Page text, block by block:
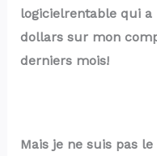
logicielrentablequi a
dollarssur mon
derniers mois!
Mais je ne suis pas